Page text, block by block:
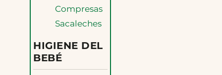
Compresas
Sacaleches
HIGIENE DEL
BEBÉ